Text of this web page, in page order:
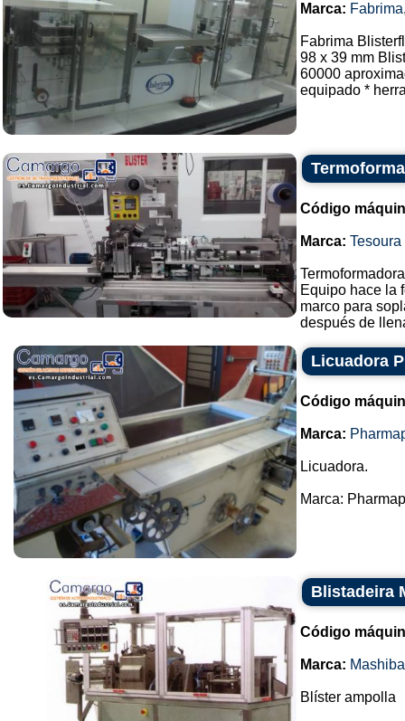
Marca: Fabrima
Fabrima
98 x 39 mm
60000
equipado *
Código
Marca: Tesoura
Equipo hace la
marco para
después de
Licuadora
Código
Marca:
Licuadora.
Marca:
Blistadeira
Código
Marca: Mashiba
Blíster ampolla